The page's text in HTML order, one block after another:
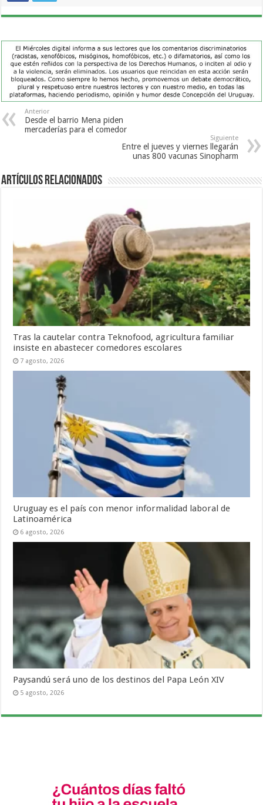
Anterior
Desde el barrio Mena piden
mercaderías para el comedor
Siguiente
Entre el jueves y viernes llegarán
unas 800 vacunas Sinopharm
Artículos Relacionados
Tras la cautelar contra Teknofood, agricultura familiar
insiste en abastecer comedores escolares
7 agosto, 2026
Uruguay es el país con menor informalidad laboral de
Latinoamérica
6 agosto, 2026
Paysandú será uno de los destinos del Papa León XIV
5 agosto, 2026